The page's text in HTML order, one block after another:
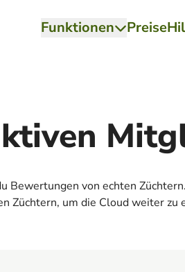
Funktionen Preise
Bewertungen von echten
Züchtern, um die Cloud weiter zu